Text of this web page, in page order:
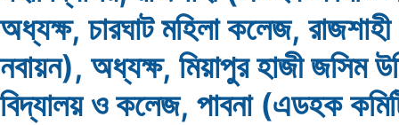
অধ্যক্ষ, চারঘাট মহিলা কলেজ,
নবায়ন), অধ্যক্ষ, মিয়াপুর হাজী জসিম
বিদ্যালয় ও কলেজ, পাবনা (এডহক